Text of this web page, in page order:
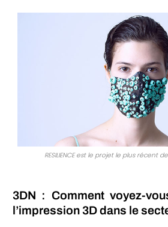
RESILIENCE est le projet le plus récent
3DN : Comment voyez-
l’impression 3D dans le